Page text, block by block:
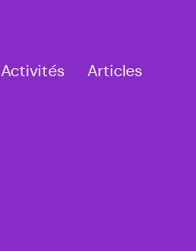
Activités Articles